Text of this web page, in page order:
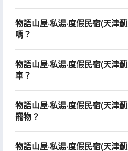
物語山屋·私湯·度假民宿(天津
嗎？
物語山屋·私湯·度假民宿(天津
車？
物語山屋·私湯·度假民宿(天津
寵物？
物語山屋·私湯·度假民宿(天津